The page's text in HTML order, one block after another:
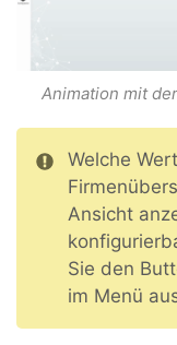
Animation mit
Welche
Ansicht
Sie den
im Menü